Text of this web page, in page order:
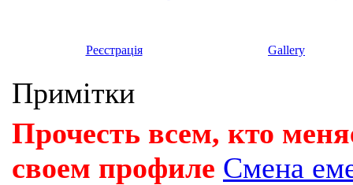
Реєстрація Gallery
Примітки
Прочесть всем, кто
своем профиле Смена